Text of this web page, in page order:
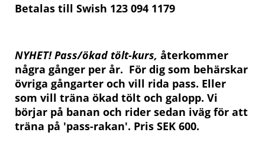
Betalas till Swish 123 094 1179
NYHET! Pass/ökad tölt-kurs, återkommer
några gånger per år. För dig som behärskar
övriga gångarter och vill rida pass. Eller
som vill träna ökad tölt och galopp. Vi
börjar på banan och rider sedan iväg för att
träna på 'pass-rakan'. Pris SEK 600.